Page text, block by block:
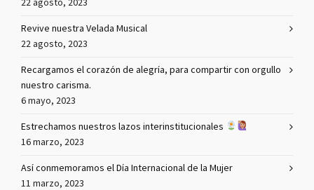
22 agosto, 2023
Revive nuestra Velada Musical
22 agosto, 2023
Recargamos el corazón de alegría, para compartir con orgullo
nuestro carisma.
6 mayo, 2023
Estrechamos nuestros lazos interinstitucionales
16 marzo, 2023
Así conmemoramos el Día Internacional de la Mujer
11 marzo, 2023